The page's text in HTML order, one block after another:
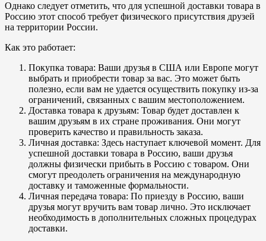
Однако следует отметить, что для успешной доставки товара в
Россию этот способ требует физического присутствия друзей
на территории России.
Как это работает:
Покупка товара: Ваши друзья в США или Европе могут
выбрать и приобрести товар за вас. Это может быть
полезно, если вам не удается осуществить покупку из-за
ограничений, связанных с вашим местоположением.
Доставка товара к друзьям: Товар будет доставлен к
вашим друзьям в их стране проживания. Они могут
проверить качество и правильность заказа.
Личная доставка: Здесь наступает ключевой момент. Для
успешной доставки товара в Россию, ваши друзья
должны физически прибыть в Россию с товаром. Они
смогут преодолеть ограничения на международную
доставку и таможенные формальности.
Личная передача товара: По приезду в Россию, ваши
друзья могут вручить вам товар лично. Это исключает
необходимость в дополнительных сложных процедурах
доставки.